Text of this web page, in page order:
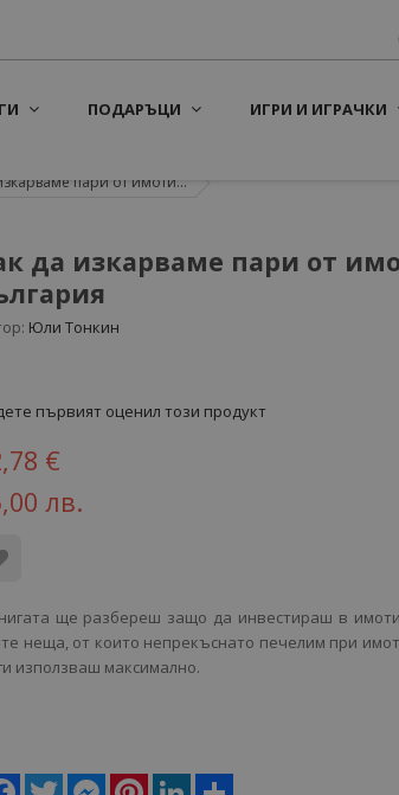
ПОДАРЪЦИ ИГРИ И ИГРАЧКИ
пари от имоти...
да изкарваме пари от
Юли Тонкин
първият оценил този продукт
€
лв.
ще разбереш защо да инвестираш в
неща, от които непрекъснато печелим при
използваш максимално.
Facebook
Twitter MessengerPinterestLinkedIn